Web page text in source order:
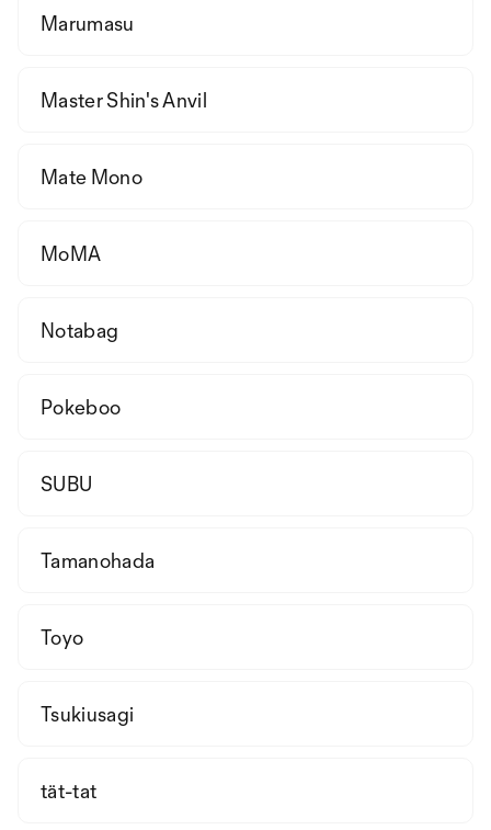
Marumasu
Master Shin's Anvil
Mate Mono
MoMA
Notabag
Pokeboo
SUBU
Tamanohada
Toyo
Tsukiusagi
tät-tat